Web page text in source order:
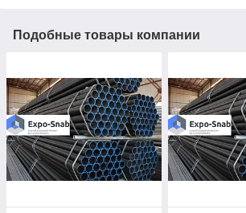
Подобные товары компании